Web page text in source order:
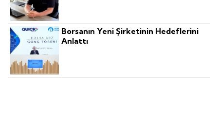
Borsanın Yeni Şirketinin Hedeflerini
Anlattı